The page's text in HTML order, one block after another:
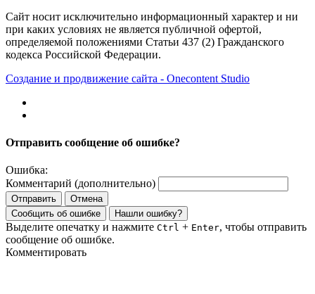
Сайт носит исключительно информационный характер и ни
при каких условиях не является публичной офертой,
определяемой положениями Статьи 437 (2) Гражданского
кодекса Российской Федерации.
Создание и продвижение сайта - Onecontent Studio
Отправить сообщение об ошибке?
Ошибка:
Комментарий (дополнительно)
Отправить
Отмена
Сообщить об ошибке
Нашли ошибку?
Выделите опечатку и нажмите Ctrl + Enter, чтобы отправить
сообщение об ошибке.
Комментировать